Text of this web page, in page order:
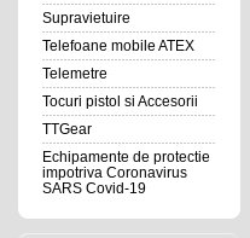
Supravietuire
Telefoane mobile ATEX
Telemetre
Tocuri pistol si Accesorii
TTGear
Echipamente de protectie
impotriva Coronavirus
SARS Covid-19